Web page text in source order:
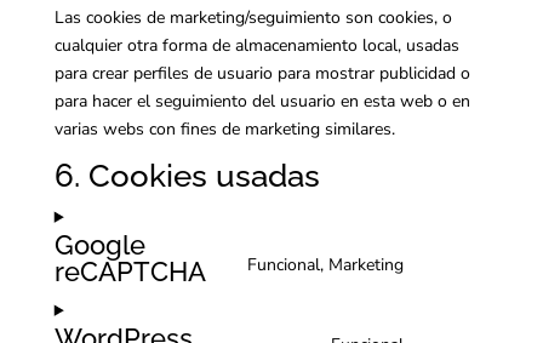
Las cookies de marketing/seguimiento son cookies, o
cualquier otra forma de almacenamiento local, usadas
para crear perfiles de usuario para mostrar publicidad o
para hacer el seguimiento del usuario en esta web o en
varias webs con fines de marketing similares.
6. Cookies usadas
Google
reCAPTCHA
Funcional, Marketing